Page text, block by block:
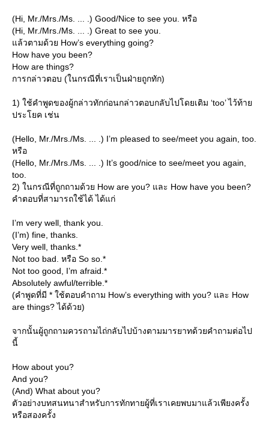
(Hi, Mr./Mrs./Ms. ... .) Good/Nice to see you. หรือ
(Hi, Mr./Mrs./Ms. ... .) Great to see you.
ล้วตามด้วย How’s everything going?
How have you been?
How are things?
การกล่าวตอบ (ในกรณีที่เราเป็นฝ่ายถูกทัก)
1) ใช้คำพูดของผู้กล่าวทักก่อนกล่าวตอบกลับไปโดยเติม ‘too’ ไว้ท้า
ประโยค เช่น
(Hello, Mr./Mrs./Ms. ... .) I’m pleased to see/meet you again, too.
หรือ
(Hello, Mr./Mrs./Ms. ... .) It’s good/nice to see/meet you again,
too.
2) ในกรณีที่ถูกถามด้วย How are you? และ How have you been?
คำตอบที่สามารถใช้ได้ ได้แก่
I’m very well, thank you.
(I’m) fine, thanks.
Very well, thanks.*
Not too bad. หรือ So so.*
Not too good, I’m afraid.*
Absolutely awful/terrible.*
(คำพูดที่มี * ใช้ตอบคำถาม How’s everything with you? และ How
are things? ได้ด้วย)
จากนั้นผู้ถูกถามควรถามไถ่กลับไปบ้างตามมารยาทด้วยคำถามต่อไป
นี้
How about you?
And you?
(And) What about you?
ตัวอย่างบทสนทนาสำหรับการทักทายผู้ที่เราเคยพบมาแล้วเพียงครั้ง
หรือสองครั้ง